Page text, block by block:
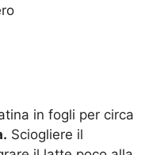
in fogli per circa
Sciogliere il